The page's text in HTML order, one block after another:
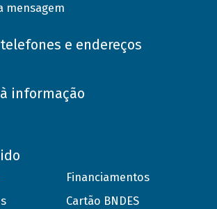
mensagem
e endereços
informação
Financiamentos
Cartão BNDES